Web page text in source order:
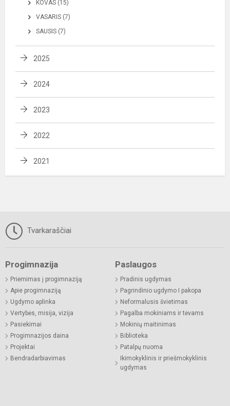
KOVAS (15)
VASARIS (7)
SAUSIS (7)
2025
2024
2023
2022
2021
Tvarkaraščiai
Progimnazija
Priėmimas į progimnaziją
Apie progimnaziją
Ugdymo aplinka
Vertybės, misija, vizija
Pasiekimai
Progimnazijos daina
Projektai
Bendradarbiavimas
Paslaugos
Pradinis ugdymas
Pagrindinio ugdymo I pakopa
Neformalusis švietimas
Pagalba mokiniams ir tėvams
Mokinių maitinimas
Biblioteka
Patalpų nuoma
Ikimokyklinis ir priešmokyklinis
ugdymas